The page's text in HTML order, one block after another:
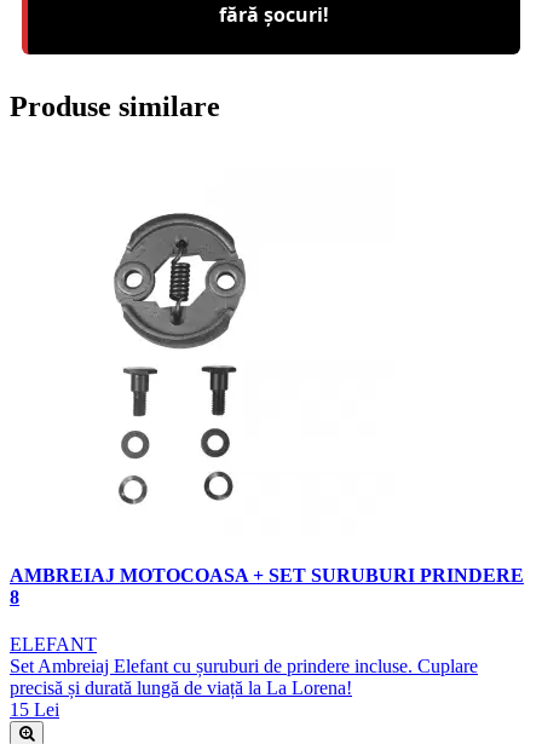
fără șocuri!
Produse similare
AMBREIAJ MOTOCOASA + SET SURUBURI PRINDERE
8
ELEFANT
Set Ambreiaj Elefant cu șuruburi de prindere incluse. Cuplare
precisă și durată lungă de viață la La Lorena!
15 Lei